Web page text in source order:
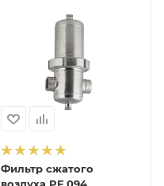
Фильтр сжатого